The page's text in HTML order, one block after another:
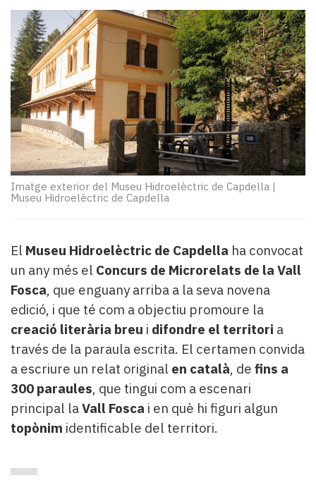
i
mitjans
El
temps
Reportatges
Entrevistes
Enquestes
A
escena!
Dis
la
teva!
del
Pallars
Contingut
patrocinat
més
llegit...
Editorial
Imatge exterior del Museu Hidroelèctric de Capdella |
Museu Hidroelèctric de Capdella
El Museu Hidroelèctric de Capdella ha convocat
un any més el Concurs de Microrelats de la Vall
Fosca, que enguany arriba a la seva novena
edició, i que té com a objectiu promoure la
creació literària breu i difondre el territori a
través de la paraula escrita. El certamen convida
a escriure un relat original en català, de fins a
300 paraules, que tingui com a escenari
principal laVall Fosca i en què hi figuri algun
topònim identificable del territori.